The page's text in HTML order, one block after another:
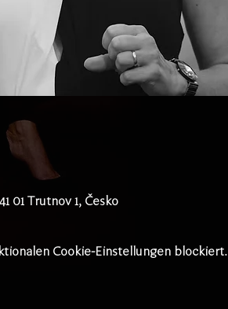
01 Trutnov 1, Česko
Cookie-Einstellungen blockiert.